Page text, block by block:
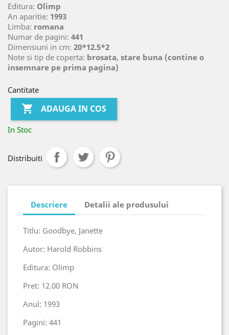
Editura: Olimp
An aparitie: 1993
Limba: romana
Numar de pagini: 441
Dimensiuni in cm: 20*12.5*2
Note si tip de coperta: brosata, stare buna (contine o
insemnare pe prima pagina)
Cantitate
 ADAUGA IN COS
In Stoc
Distribuiti
Descriere Detalii ale produsului
Titlu: Goodbye, Janette
Autor: Harold Robbins
Editura: Olimp
Pret: 12.00 RON
Anul: 1993
Pagini: 441